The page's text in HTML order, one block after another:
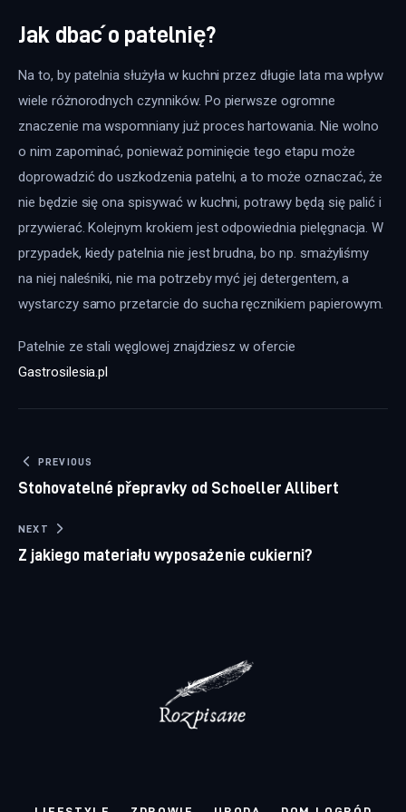
Jak dbać o patelnię?
Na to, by patelnia służyła w kuchni przez długie lata ma wpływ
wiele różnorodnych czynników. Po pierwsze ogromne
znaczenie ma wspomniany już proces hartowania. Nie wolno
o nim zapominać, ponieważ pominięcie tego etapu może
doprowadzić do uszkodzenia patelni, a to może oznaczać, że
nie będzie się ona spisywać w kuchni, potrawy będą się palić i
przywierać. Kolejnym krokiem jest odpowiednia pielęgnacja. W
przypadek, kiedy patelnia nie jest brudna, bo np. smażyliśmy
na niej naleśniki, nie ma potrzeby myć jej detergentem, a
wystarczy samo przetarcie do sucha ręcznikiem papierowym.
Patelnie ze stali węglowej znajdziesz w ofercie
Gastrosilesia.pl
Nawigacja wpisu
PREVIOUS
Stohovatelné přepravky od Schoeller Allibert
NEXT
Z jakiego materiału wyposażenie cukierni?